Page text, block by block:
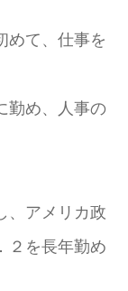
めて、仕事を
勤め、人事の
、アメリカ政
２を長年勤め